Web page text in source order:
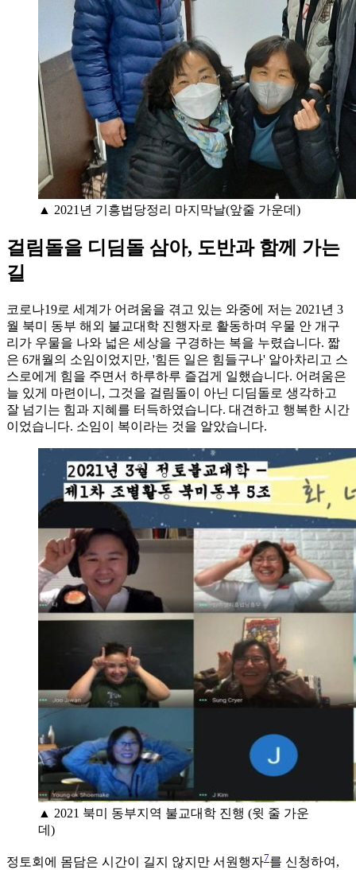
▲ 2021년 기흥법당정리 마지막날(앞줄 가운데)
걸림돌을 디딤돌 삼아, 도반과 함께 가는
길
코로나19로 세계가 어려움을 겪고 있는 와중에 저는 2021년 3
월 북미 동부 해외 불교대학 진행자로 활동하며 우물 안 개구
리가 우물을 나와 넓은 세상을 구경하는 복을 누렸습니다. 짧
은 6개월의 소임이었지만, '힘든 일은 힘들구나' 알아차리고 스
스로에게 힘을 주면서 하루하루 즐겁게 일했습니다. 어려움은
늘 있게 마련이니, 그것을 걸림돌이 아닌 디딤돌로 생각하고
잘 넘기는 힘과 지혜를 터득하였습니다. 대견하고 행복한 시간
이었습니다. 소임이 복이라는 것을 알았습니다.
▲ 2021 북미 동부지역 불교대학 진행 (윗 줄 가운
데)
정토회에 몸담은 시간이 길지 않지만 서원행자7를 신청하여,